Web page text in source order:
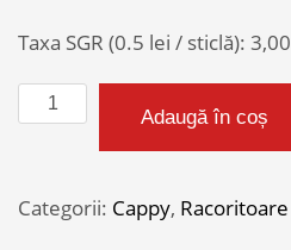
Taxa SGR (0.5 lei / sticlă): 3,00
Cantitate
Cappy
Piersica
Adaugă în coș
Categorii: Cappy, Racoritoare